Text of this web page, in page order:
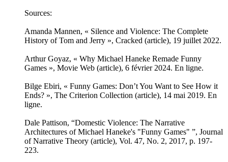
Sources:
Amanda Mannen, « Silence and Violence: The Complete
History of Tom and Jerry », Cracked (article), 19 juillet 2022.
Arthur Goyaz, « Why Michael Haneke Remade Funny
Games », Movie Web (article), 6 février 2024. En ligne.
Bilge Ebiri, « Funny Games: Don’t You Want to See How it
Ends? », The Criterion Collection (article), 14 mai 2019. En
ligne.
Dale Pattison, “Domestic Violence: The Narrative
Architectures of Michael Haneke's "Funny Games" ”, Journal
of Narrative Theory (article), Vol. 47, No. 2, 2017, p. 197-
223.